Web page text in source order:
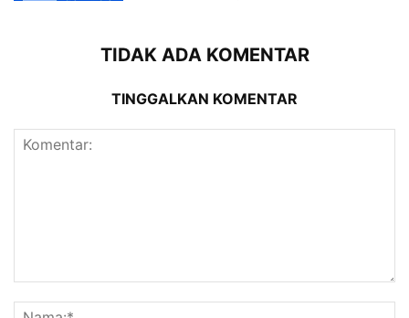
TIDAK ADA KOMENTAR
TINGGALKAN KOMENTAR